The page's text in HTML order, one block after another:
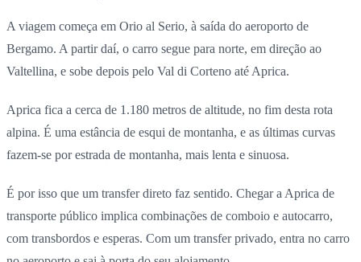
A viagem começa em Orio al Serio, à saída do aeroporto de
Bergamo. A partir daí, o carro segue para norte, em direção ao
Valtellina, e sobe depois pelo Val di Corteno até Aprica.
Aprica fica a cerca de 1.180 metros de altitude, no fim desta rota
alpina. É uma estância de esqui de montanha, e as últimas curvas
fazem-se por estrada de montanha, mais lenta e sinuosa.
É por isso que um transfer direto faz sentido. Chegar a Aprica de
transporte público implica combinações de comboio e autocarro,
com transbordos e esperas. Com um transfer privado, entra no carro